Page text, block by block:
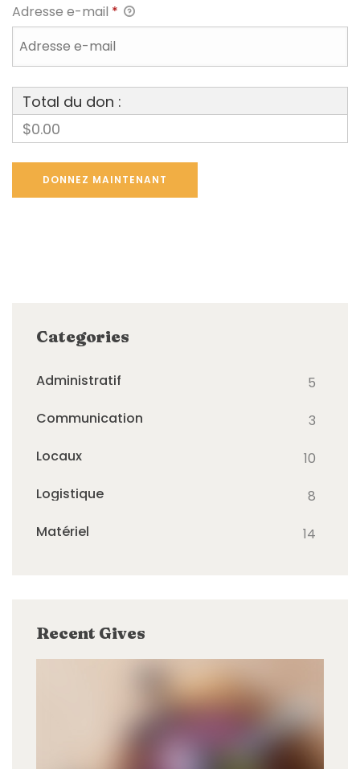
Adresse e-mail *
Total du don :
$0.00
Categories
Administratif
5
Communication
3
Locaux
10
Logistique
8
Matériel
14
Recent Gives